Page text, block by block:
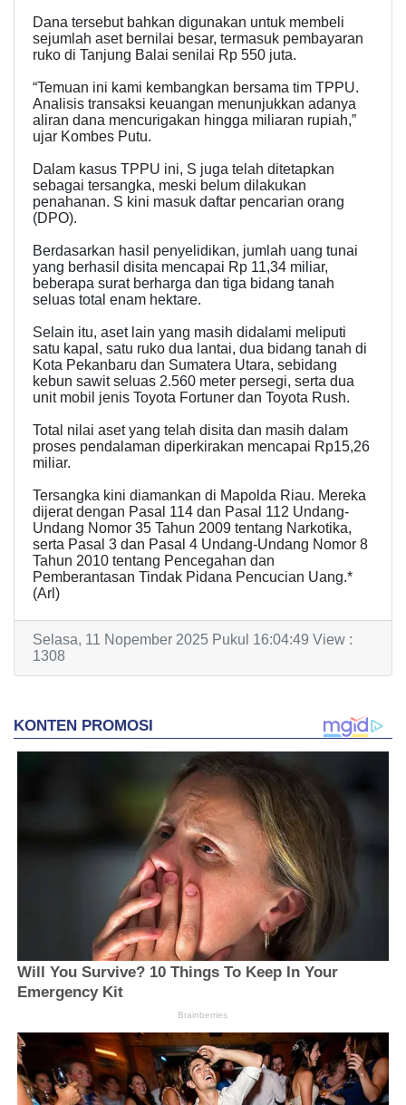
Dana tersebut bahkan digunakan untuk membeli
sejumlah aset bernilai besar, termasuk pembayaran
ruko di Tanjung Balai senilai Rp 550 juta.
“Temuan ini kami kembangkan bersama tim TPPU.
Analisis transaksi keuangan menunjukkan adanya
aliran dana mencurigakan hingga miliaran rupiah,”
ujar Kombes Putu.
Dalam kasus TPPU ini, S juga telah ditetapkan
sebagai tersangka, meski belum dilakukan
penahanan. S kini masuk daftar pencarian orang
(DPO).
Berdasarkan hasil penyelidikan, jumlah uang tunai
yang berhasil disita mencapai Rp 11,34 miliar,
beberapa surat berharga dan tiga bidang tanah
seluas total enam hektare.
Selain itu, aset lain yang masih didalami meliputi
satu kapal, satu ruko dua lantai, dua bidang tanah di
Kota Pekanbaru dan Sumatera Utara, sebidang
kebun sawit seluas 2.560 meter persegi, serta dua
unit mobil jenis Toyota Fortuner dan Toyota Rush.
Total nilai aset yang telah disita dan masih dalam
proses pendalaman diperkirakan mencapai Rp15,26
miliar.
Tersangka kini diamankan di Mapolda Riau. Mereka
dijerat dengan Pasal 114 dan Pasal 112 Undang-
Undang Nomor 35 Tahun 2009 tentang Narkotika,
serta Pasal 3 dan Pasal 4 Undang-Undang Nomor 8
Tahun 2010 tentang Pencegahan dan
Pemberantasan Tindak Pidana Pencucian Uang.*
(Arl)
Selasa, 11 Nopember 2025 Pukul 16:04:49 View :
1308